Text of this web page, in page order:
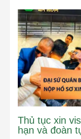
Thủ tục xin
hạn và đoàn